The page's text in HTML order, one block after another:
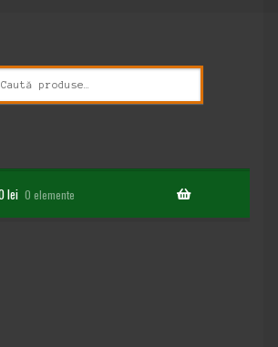
lei 0 elemente